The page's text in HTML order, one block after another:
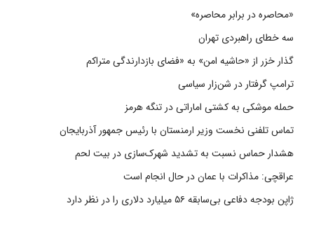
«محاصره در برابر محاصره»
سه خطای راهبردی تهران
گذار خزر از «حاشیه امن» به «فضای بازدارندگی متراکم
ترامپ گرفتار در شن‌زار سیاسی
حمله موشکی به کشتی اماراتی در تنگه هرمز
تماس تلفنی نخست وزیر ارمنستان با رئیس جمهور آذربایجان
هشدار حماس نسبت به تشدید شهرک‌سازی در بیت‌ لحم
عراقچی: مذاکرات با عمان در حال انجام است
ژاپن بودجه دفاعی بی‌سابقه ۵۶ میلیارد دلاری را در نظر دارد